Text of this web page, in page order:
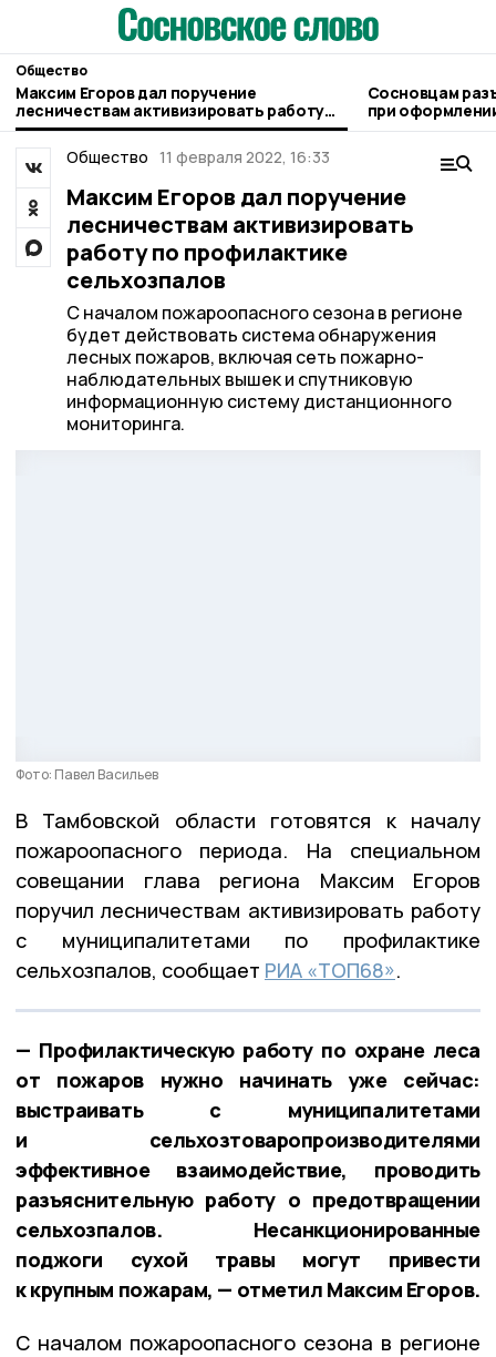
Общество
Максим Егоров дал поручение
лесничествам активизировать работу
по профилактике сельхозпалов
Сосновцам
при
людьми
Общество 11 февраля 2022, 16:33
Максим Егоров дал поручение
лесничествам активизировать
работу по профилактике
сельхозпалов
С началом пожароопасного сезона в регионе
будет действовать система обнаружения
лесных пожаров, включая сеть пожарно-
наблюдательных вышек и спутниковую
информационную систему дистанционного
мониторинга.
Фото: Павел Васильев
В Тамбовской области готовятся к началу
пожароопасного периода. На специальном
совещании глава региона Максим Егоров
поручил лесничествам активизировать работу
с муниципалитетами по профилактике
сельхозпалов, сообщает РИА «ТОП68».
— Профилактическую работу по охране леса
от пожаров нужно начинать уже сейчас:
выстраивать с муниципалитетами
и сельхозтоваропроизводителями
эффективное взаимодействие, проводить
разъяснительную работу о предотвращении
сельхозпалов. Несанкционированные
поджоги сухой травы могут привести
к крупным пожарам, — отметил Максим Егоров.
С началом пожароопасного сезона в регионе